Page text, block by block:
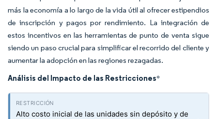
más la economía a lo largo de la vida útil al ofrecer estipendios
de inscripción y pagos por rendimiento. La integración de
estos incentivos en las herramientas de punto de venta sigue
siendo un paso crucial para simplificar el recorrido del cliente y
aumentar la adopción en las regiones rezagadas.
Análisis del Impacto de las Restricciones*
Alto costo inicial de las unidades sin depósito y de